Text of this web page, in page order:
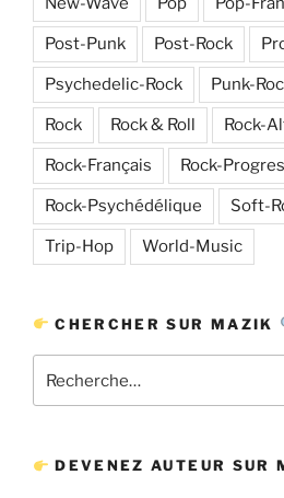
Post-Punk Post-Rock
Psychedelic-Rock Punk-
Rock Rock & Roll Rock-
Rock-Français Rock-
Rock-Psychédélique Soft-
Trip-Hop World-Music
CHERCHER SUR MAZIK
pour
DEVENEZ AUTEUR